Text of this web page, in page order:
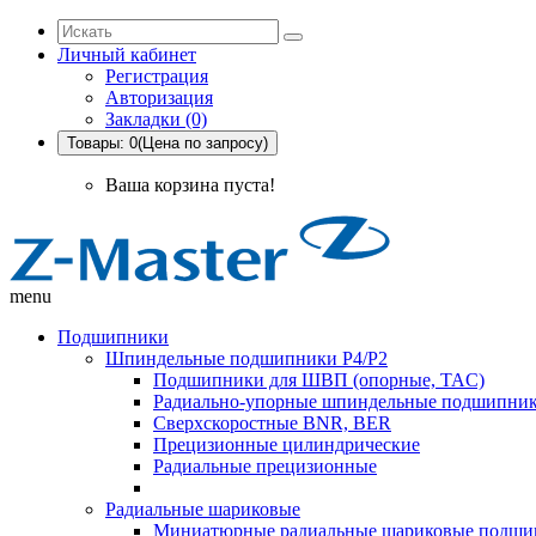
Личный кабинет
Регистрация
Авторизация
Закладки (0)
Товары: 0(Цена по запросу)
Ваша корзина пуста!
menu
Подшипники
Шпиндельные подшипники P4/P2
Подшипники для ШВП (опорные, TAC)
Радиально-упорные шпиндельные
Сверхскоростные BNR, BER
Прецизионные цилиндрические
Радиальные прецизионные
Радиальные шариковые
Миниатюрные радиальные шариковые